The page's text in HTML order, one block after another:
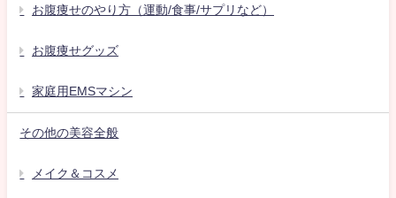
お腹痩せのやり方（運動/食事/サプリなど）
お腹痩せグッズ
家庭用EMSマシン
その他の美容全般
メイク＆コスメ